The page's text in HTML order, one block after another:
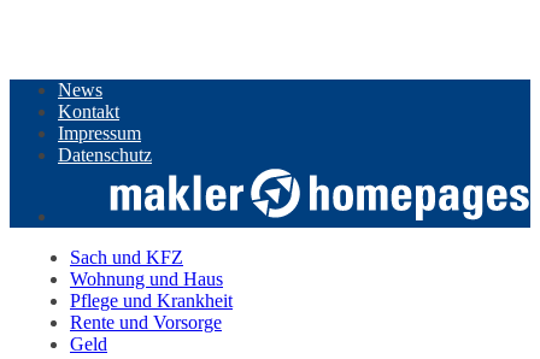
News
Kontakt
Impressum
Datenschutz
Sach und KFZ
Wohnung und Haus
Pflege und Krankheit
Rente und Vorsorge
Geld